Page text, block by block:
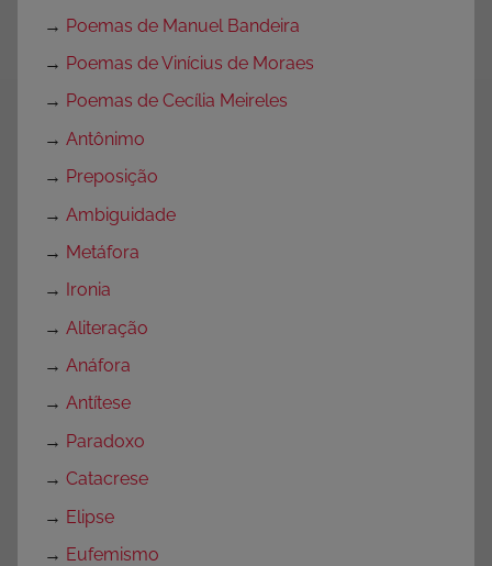
→ Poemas de Manuel Bandeira
→ Poemas de Vinícius de Moraes
→ Poemas de Cecília Meireles
→ Antônimo
→ Preposição
→ Ambiguidade
→ Metáfora
→
Ironia
→ Aliteração
→ Anáfora
→ Antítese
→ Paradoxo
→ Catacrese
→ Elipse
→ Eufemismo